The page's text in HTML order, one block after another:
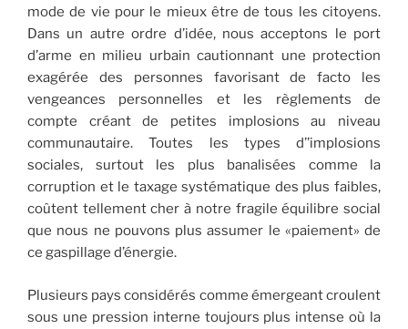
mode de vie pour le mieux être de tous les citoyens.
Dans un autre ordre d’idée, nous acceptons le port
d’arme en milieu urbain cautionnant une protection
exagérée des personnes favorisant de facto les
vengeances personnelles et les règlements de
compte créant de petites implosions au niveau
communautaire. Toutes les types d’’implosions
sociales, surtout les plus banalisées comme la
corruption et le taxage systématique des plus faibles,
coûtent tellement cher à notre fragile équilibre social
que nous ne pouvons plus assumer le «paiement» de
ce gaspillage d’énergie.
Plusieurs pays considérés comme émergeant croulent
sous une pression interne toujours plus intense où la